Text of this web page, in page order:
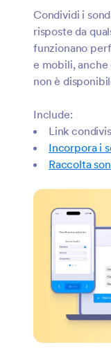
Condividi i
risposte da
funzionano
e mobili, anche
non è
Include:
Link
Incorpora i
Raccolta